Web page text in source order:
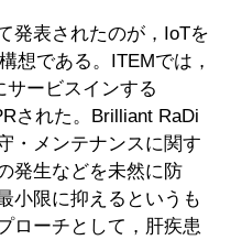
発表されたのが，IoTを
想である。ITEMでは，
サービスインする
された。Brilliant RaDi
・メンテナンスに関す
発生などを未然に防
小限に抑えるというも
ローチとして，肝疾患